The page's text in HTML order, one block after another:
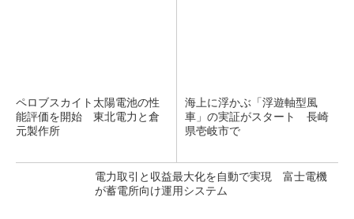
ペロブスカイト太陽電池の性
能評価を開始 東北電力と倉
元製作所
海上に浮かぶ「浮遊軸型風
車」の実証がスタート 長崎
県壱岐市で
電力取引と収益最大化を自動で実現 富士電機
が蓄電所向け運用システム